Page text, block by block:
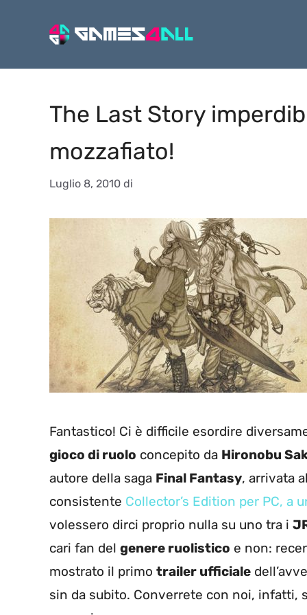
The Last Story
mozzafiato!
Luglio 8, 2010 di
Fantastico! Ci è difficile esordire
gioco di ruolo concepito da Hironobu
autore della saga Final Fantasy, arrivata
consistente Collector’s Edition per PC, a
volessero dirci proprio nulla su uno tra i
cari fan del genere ruolistico e non:
mostrato il primo trailer ufficiale
sin da subito. Converrete con noi, infatti,